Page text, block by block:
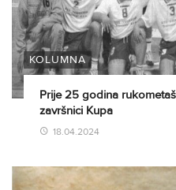
KOLUMNA
Prije 25 godina
završnici Kupa
18.04.2024